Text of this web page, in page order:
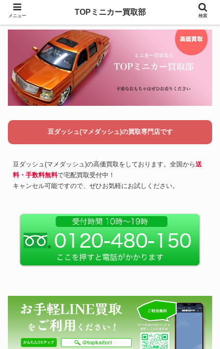
豆ダッシュ(マメダッシュ)の買取専門店です
豆ダッシュ(マメダッシュ)の高価買取をしております。全国から送
料・手数料無料で宅配買取受付中！
キャンセル可能ですので、ぜひお気軽にお試しください。
メニュー TOPミニカー買取部 検索